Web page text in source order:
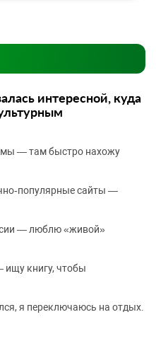
интересной, куда
— там быстро нахожу
сайты —
— люблю «живой»
книгу, чтобы
я переключаюсь на отдых.